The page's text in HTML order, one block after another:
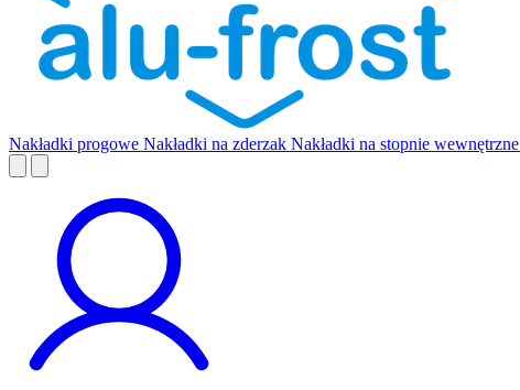
Nakładki progowe Nakładki na zderzak Nakładki na stopnie wewnętrzne